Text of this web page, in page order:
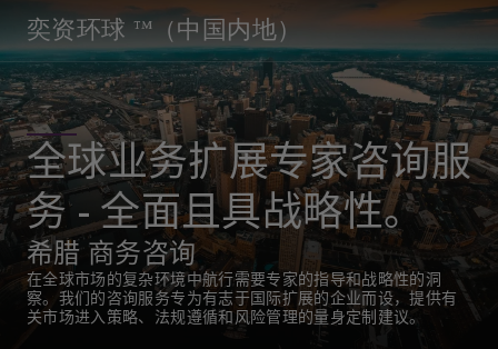
奕资环球 ™（中国内地）
全球业务扩展专家咨询服
务 - 全面且具战略性。
希腊 商务咨询
在全球市场的复杂环境中航行需要专家的指导和战略性的洞
察。我们的咨询服务专为有志于国际扩展的企业而设，提供有
关市场进入策略、法规遵循和风险管理的量身定制建议。